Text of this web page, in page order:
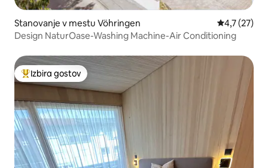
Stanovanje v mestu Vöhringen Povprečna
4,7 (27)
Design NaturOase-Washing Machine-Air Conditioning
Najbolj priljubljena prenočišča z značko »Izbira gostov«
Izbira gostov